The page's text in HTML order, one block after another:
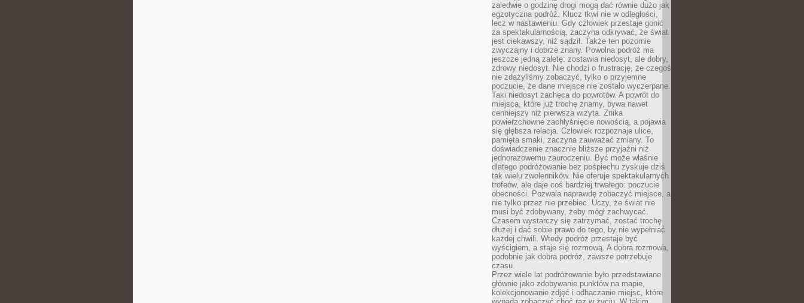
zaledwie o godzinę drogi mogą dać równie dużo jak
egzotyczna podróż. Klucz tkwi nie w odległości,
lecz w nastawieniu. Gdy człowiek przestaje gonić
za spektakularnością, zaczyna odkrywać, że świat
jest ciekawszy, niż sądził. Także ten pozornie
zwyczajny i dobrze znany. Powolna podróż ma
jeszcze jedną zaletę: zostawia niedosyt, ale dobry,
zdrowy niedosyt. Nie chodzi o frustrację, że czegoś
nie zdążyliśmy zobaczyć, tylko o przyjemne
poczucie, że dane miejsce nie zostało wyczerpane.
Taki niedosyt zachęca do powrotów. A powrót do
miejsca, które już trochę znamy, bywa nawet
cenniejszy niż pierwsza wizyta. Znika
powierzchowne zachłyśnięcie nowością, a pojawia
się głębsza relacja. Człowiek rozpoznaje ulice,
pamięta smaki, zaczyna zauważać zmiany. To
doświadczenie znacznie bliższe przyjaźni niż
jednorazowemu zauroczeniu. Być może właśnie
dlatego podróżowanie bez pośpiechu zyskuje dziś
tak wielu zwolenników. Nie oferuje spektakularnych
trofeów, ale daje coś bardziej trwałego: poczucie
obecności. Pozwala naprawdę zobaczyć miejsce, a
nie tylko przez nie przebiec. Uczy, że świat nie
musi być zdobywany, żeby mógł zachwycać.
Czasem wystarczy się zatrzymać, zostać trochę
dłużej i dać sobie prawo do tego, by nie wypełniać
każdej chwili. Wtedy podróż przestaje być
wyścigiem, a staje się rozmową. A dobra rozmowa,
podobnie jak dobra podróż, zawsze potrzebuje
czasu.
Przez wiele lat podróżowanie było przedstawiane
głównie jako zdobywanie punktów na mapie,
kolekcjonowanie zdjęć i odhaczanie miejsc, które